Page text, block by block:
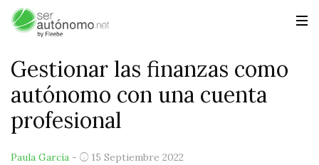
Gestionar las finanzas como
autónomo con una cuenta
profesional
Paula García - 15 Septiembre 2022